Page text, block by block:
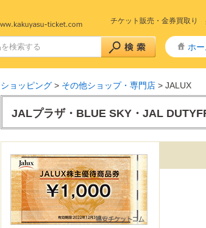
チケット販売・金券買取り
ホ
ショッピング > その他ショップ・専門店 > JALUX
JALプラザ・BLUE SKY・JAL
新幹線予約 東海道新幹線
山陽新幹線
山陽・九州新幹線
九州新幹線
東北新幹線
秋田新幹線
山形新幹線
上越・長野新幹線
新幹線+特急 予約
山陽新幹線～北陸線
山陽新幹線～きのく
JR特急予約
特急サンダーバー
定期券タイプ全線乗車証
私鉄(回数券タイプ)
鉄道プリペイドカード
JR株主優待券
航空会社株主優待券
フェリー株主優待券
バス回数券
居酒屋・ディナー
ファミリーレストラン
ファーストフード
牛丼・カレー・定食・ラーメン
すし
焼肉
グルメ商品券
食品・ドリンク券
ホテル商品券・ギフト券